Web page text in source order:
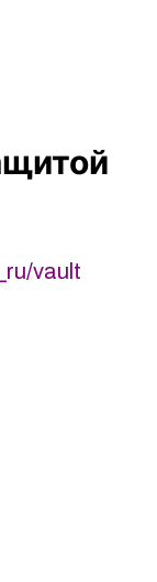
vault